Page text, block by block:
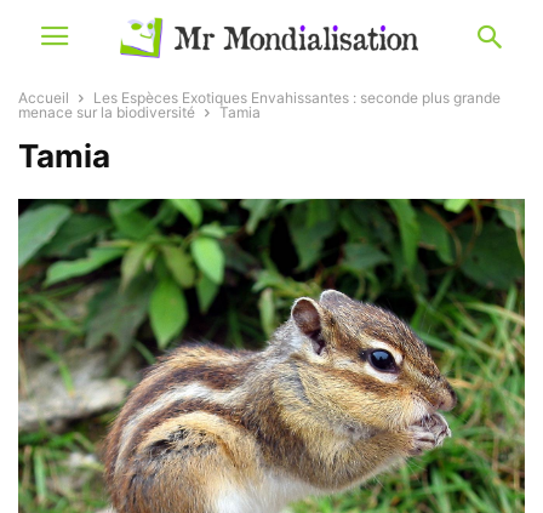
Accueil
Les Espèces Exotiques Envahissantes : seconde plus grande
menace sur la biodiversité
Tamia
Tamia